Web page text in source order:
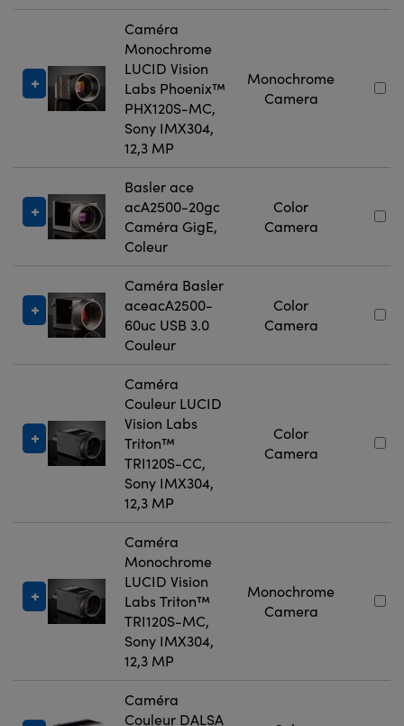
Caméra
Monochrome
LUCID Vision
Labs Phoenix™
PHX120S-MC,
Sony IMX304,
12,3 MP
Monochrome
Camera
Basler ace
acA2500-20gc
Caméra GigE,
Coleur
Color
Camera
Caméra Basler
aceacA2500-
60uc USB 3.0
Couleur
Color
Camera
Caméra
Couleur LUCID
Vision Labs
Triton™
TRI120S-CC,
Sony IMX304,
12,3 MP
Color
Camera
Caméra
Monochrome
LUCID Vision
Labs Triton™
TRI120S-MC,
Sony IMX304,
12,3 MP
Monochrome
Camera
Caméra
Couleur DALSA